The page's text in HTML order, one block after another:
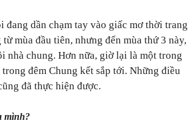
dần chạm tay vào giấc mơ thời trang
mùa đầu tiên, nhưng đến mùa thứ 3 này,
nhà chung. Hơn nữa, giờ lại là một trong
đêm Chung kết sắp tới. Những điều
đã thực hiện được.
mình?